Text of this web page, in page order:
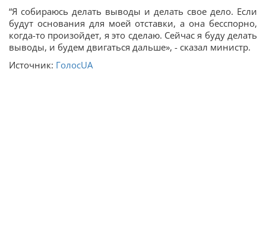
“Я собираюсь делать выводы и делать свое дело. Если
будут основания для моей отставки, а она бесспорно,
когда-то произойдет, я это сделаю. Сейчас я буду делать
выводы, и будем двигаться дальше», - сказал министр.
Источник: ГолосUA